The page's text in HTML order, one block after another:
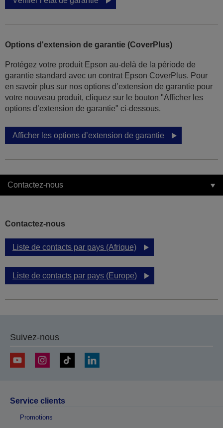
Options d'extension de garantie (CoverPlus)
Protégez votre produit Epson au-delà de la période de
garantie standard avec un contrat Epson CoverPlus. Pour
en savoir plus sur nos options d’extension de garantie pour
votre nouveau produit, cliquez sur le bouton "Afficher les
options d’extension de garantie" ci-dessous.
Afficher les options d’extension de garantie
Contactez-nous
Contactez-nous
Liste de contacts par pays (Afrique)
Liste de contacts par pays (Europe)
Suivez-nous
Service clients
Promotions